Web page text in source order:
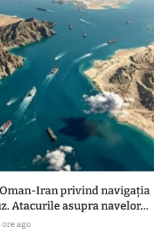
Iran privind navigația
Atacurile asupra navelor...
ore ago